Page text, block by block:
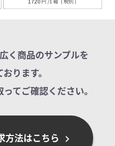
く商品のサンプルを
ります。
てご確認ください。
方法はこちら chevron_right